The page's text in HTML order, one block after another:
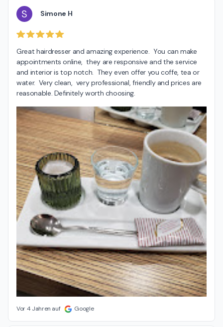
S Simone H
Great hairdresser and amazing experience.  You can make
appointments online,  they are responsive and the service
and interior is top notch.  They even offer you coffe, tea or
water.  Very clean,  very professional, friendly and prices are
reasonable. Definitely worth choosing.
Vor 4 Jahren auf Google